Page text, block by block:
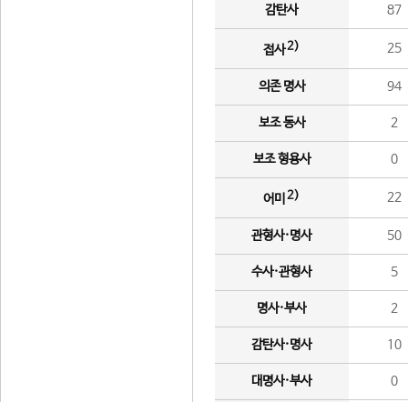
감탄사 87
접사2) 25
의존 명사 94
보조 동사 2
보조 형용사 0
어미 2) 22
관형사·명사 50
수사·관형사 5
명사·부사 2
감탄사·명사 10
대명사·부사 0